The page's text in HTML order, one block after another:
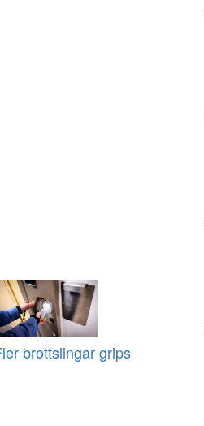
brottslingar grips